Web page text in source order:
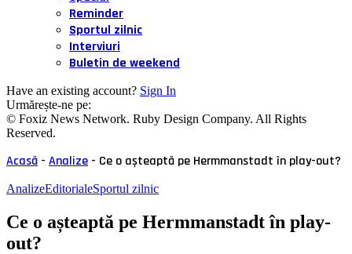
Reminder
Sportul zilnic
Interviuri
Buletin de weekend
Have an existing account? Sign In
Urmărește-ne pe:
© Foxiz News Network. Ruby Design Company. All Rights
Reserved.
Acasă - Analize - Ce o așteaptă pe Hermmanstadt în play-out?
AnalizeEditorialeSportul zilnic
Ce o așteaptă pe Hermmanstadt în play-
out?